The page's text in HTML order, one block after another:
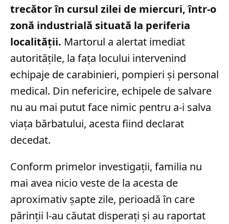
trecător în cursul zilei de miercuri, într-o
zonă industrială situată la periferia
localității. Martorul a alertat imediat
autoritățile, la fața locului intervenind
echipaje de carabinieri, pompieri și personal
medical. Din nefericire, echipele de salvare
nu au mai putut face nimic pentru a-i salva
viața bărbatului, acesta fiind declarat
decedat.
Conform primelor investigații, familia nu
mai avea nicio veste de la acesta de
aproximativ șapte zile, perioadă în care
părinții l-au căutat disperați și au raportat